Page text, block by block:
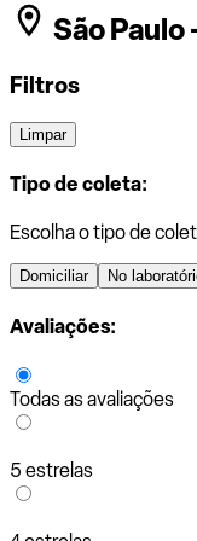
São Paulo
Filtros
Limpar
Tipo de coleta:
Escolha o tipo de
Domiciliar No
Avaliações:
Todas as avaliações
5 estrelas